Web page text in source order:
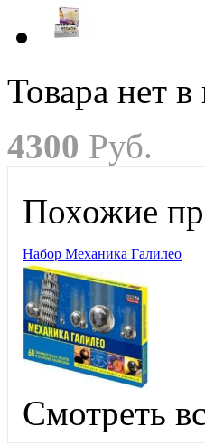
Товара нет
4300 Руб.
Похожие
Набор Механика Галилео
Смотреть